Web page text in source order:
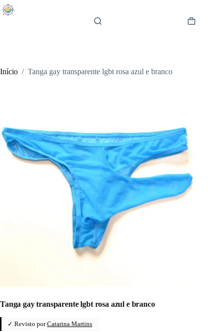
Pular
para
Carrinho
Início / Tanga gay transparente lgbt rosa azul e branco
Tanga gay transparente lgbt rosa azul e branco
✓ Revisto porCatarina Martins